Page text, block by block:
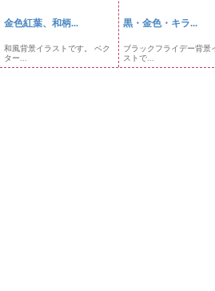
金色紅葉、和柄...
和風背景イラストです。 ベク
ター...
黒・金色・キラ...
ブラックフライデー背景
ストで...